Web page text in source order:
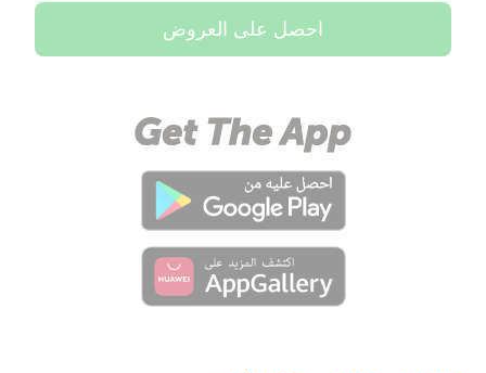
احصل على العروض